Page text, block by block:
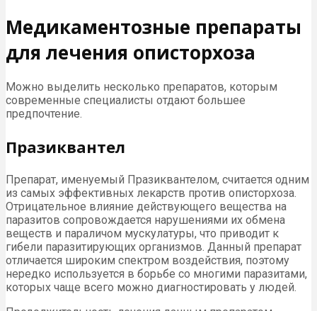
Медикаментозные препараты
для лечения описторхоза
Можно выделить несколько препаратов, которым
современные специалисты отдают большее
предпочтение.
Празиквантел
Препарат, именуемый Празиквантелом, считается одним
из самых эффективных лекарств против описторхоза.
Отрицательное влияние действующего вещества на
паразитов сопровождается нарушениями их обмена
веществ и параличом мускулатуры, что приводит к
гибели паразитирующих организмов. Данный препарат
отличается широким спектром воздействия, поэтому
нередко используется в борьбе со многими паразитами,
которых чаще всего можно диагностировать у людей.